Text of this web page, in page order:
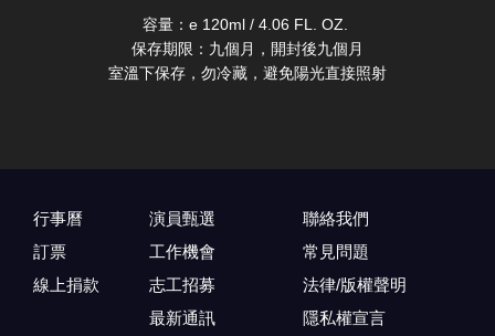
容量：e 120ml / 4.06 FL. OZ.
保存期限：九個月，開封後九個月
室溫下保存，勿冷藏，避免陽光直接照射
行事曆
訂票
線上捐款
演員甄選
工作機會
志工招募
最新通訊
聯絡我們
常見問題
法律/版權聲明
隱私權宣言